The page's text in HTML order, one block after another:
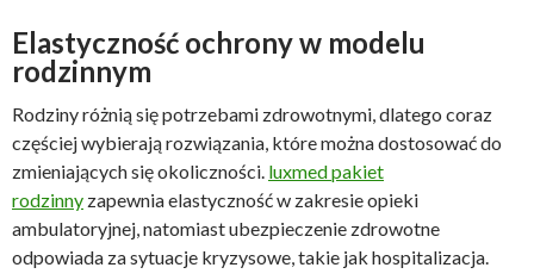
Elastyczność ochrony w modelu
rodzinnym
Rodziny różnią się potrzebami zdrowotnymi, dlatego coraz
częściej wybierają rozwiązania, które można dostosować do
zmieniających się okoliczności. luxmed pakiet
rodzinny zapewnia elastyczność w zakresie opieki
ambulatoryjnej, natomiast ubezpieczenie zdrowotne
odpowiada za sytuacje kryzysowe, takie jak hospitalizacja.